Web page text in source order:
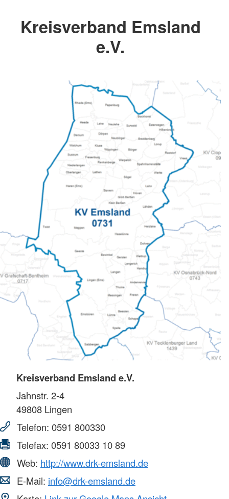
Kreisverband Emsland
e.V.
Kreisverband Emsland e.V.
Jahnstr. 2-4
49808 Lingen
Telefon: 0591 800330
Telefax: 0591 80033 10 89
Web: http://www.drk-emsland.de
E-Mail: info@drk-emsland.de